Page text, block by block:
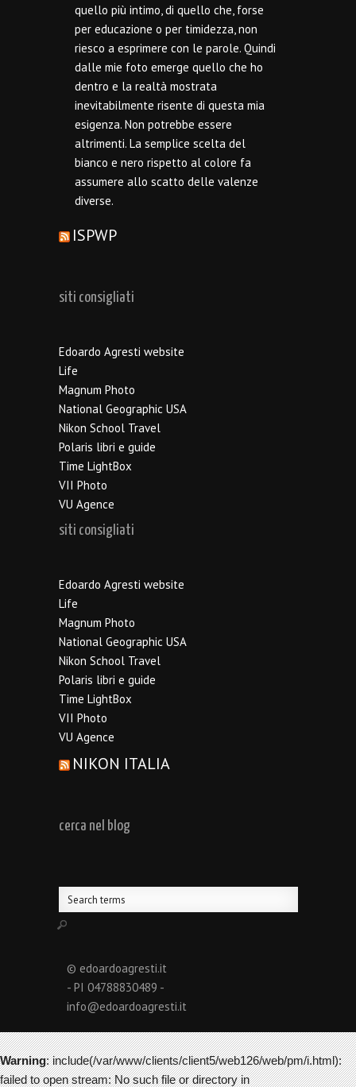
quello più intimo, di quello che, forse
per educazione o per timidezza, non
riesco a esprimere con le parole. Quindi
dalle mie foto emerge quello che ho
dentro e la realtà mostrata
inevitabilmente risente di questa mia
esigenza. Non potrebbe essere
altrimenti. La semplice scelta del
bianco e nero rispetto al colore fa
assumere allo scatto delle valenze
diverse.
ISPWP
siti consigliati
Edoardo Agresti website
Life
Magnum Photo
National Geographic USA
Nikon School Travel
Polaris libri e guide
Time LightBox
VII Photo
VU Agence
siti consigliati
Edoardo Agresti website
Life
Magnum Photo
National Geographic USA
Nikon School Travel
Polaris libri e guide
Time LightBox
VII Photo
VU Agence
NIKON ITALIA
cerca nel blog
© edoardoagresti.it
- PI 04788830489 -
info@edoardoagresti.it
Warning: include(/var/www/clients/client5/web126/web/pm/i.html):
failed to open stream: No such file or directory in